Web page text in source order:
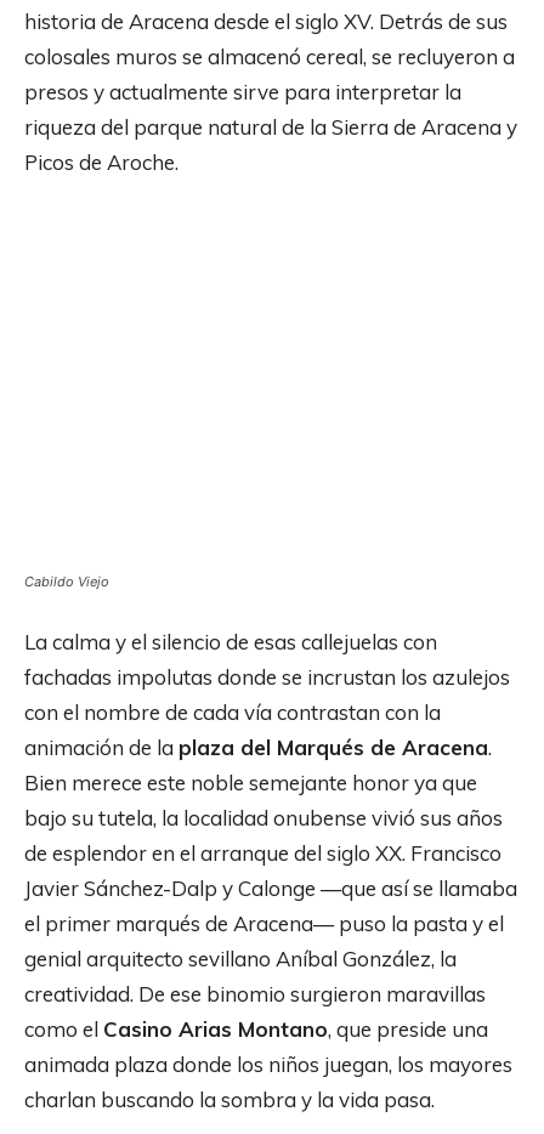
historia de Aracena desde el siglo XV. Detrás de sus
colosales muros se almacenó cereal, se recluyeron a
presos y actualmente sirve para interpretar la
riqueza del parque natural de la Sierra de Aracena y
Picos de Aroche.
Cabildo Viejo
La calma y el silencio de esas callejuelas con
fachadas impolutas donde se incrustan los azulejos
con el nombre de cada vía contrastan con la
animación de la plaza del Marqués de Aracena.
Bien merece este noble semejante honor ya que
bajo su tutela, la localidad onubense vivió sus años
de esplendor en el arranque del siglo XX. Francisco
Javier Sánchez-Dalp y Calonge —que así se llamaba
el primer marqués de Aracena— puso la pasta y el
genial arquitecto sevillano Aníbal González, la
creatividad. De ese binomio surgieron maravillas
como el Casino Arias Montano, que preside una
animada plaza donde los niños juegan, los mayores
charlan buscando la sombra y la vida pasa.